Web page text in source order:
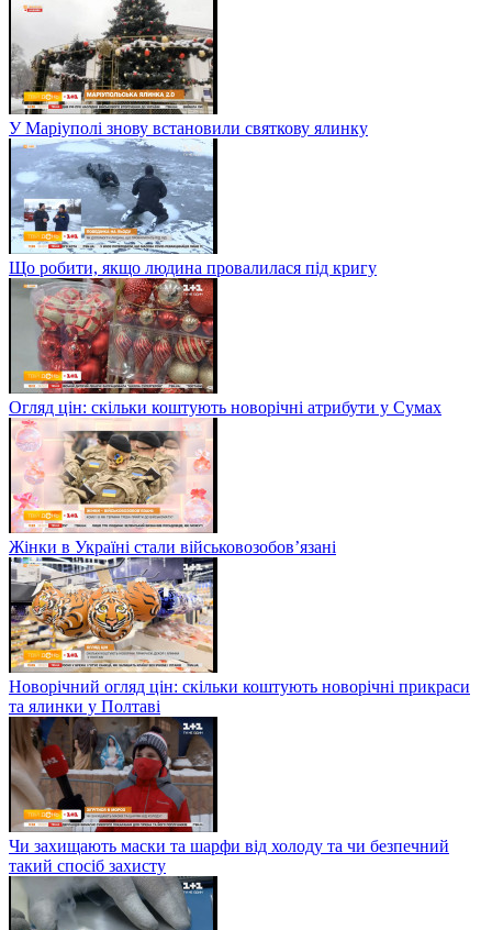
У Маріуполі знову встановили святкову ялинку
Що робити, якщо людина провалилася під кригу
Огляд цін: скільки коштують новорічні атрибути у Сумах
Жінки в Україні стали військовозобов’язані
Новорічний огляд цін: скільки коштують новорічні прикраси
та ялинки у Полтаві
Чи захищають маски та шарфи від холоду та чи безпечний
такий спосіб захисту